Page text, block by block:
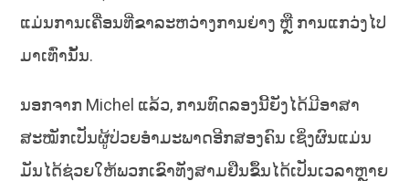
ແມ່ນການເຄື່ອນທີ່ຂາລະຫວ່າງການຍ່າງ ຫຼື ການແກວ່ງໄປ
ມາເທົ່ານັ້ນ.
ນອກຈາກ Michel ແລ້ວ, ການທົດລອງນີ້ຍັງໄດ້ມີອາສາ
ສະໝັກເປັນຜູ້ປ່ວຍອຳມະພາດອີກສອງຄົນ ເຊິ່ງຜົນແມ່ນ
ມັນໄດ້ຊ່ວຍໃຫ້ພວກເຂົາທັງສາມຢືນຂຶ້ນໄດ້ເປັນເວລາຫຼາຍ